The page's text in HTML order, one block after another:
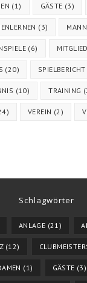
(1) GÄSTE (3)
(3)
(6)
(20) SPIELBERICHT
(10) TRAINING
VEREIN (2)
Schlagwörter
ANLAGE (21)
(12)
(1) GÄSTE (3)